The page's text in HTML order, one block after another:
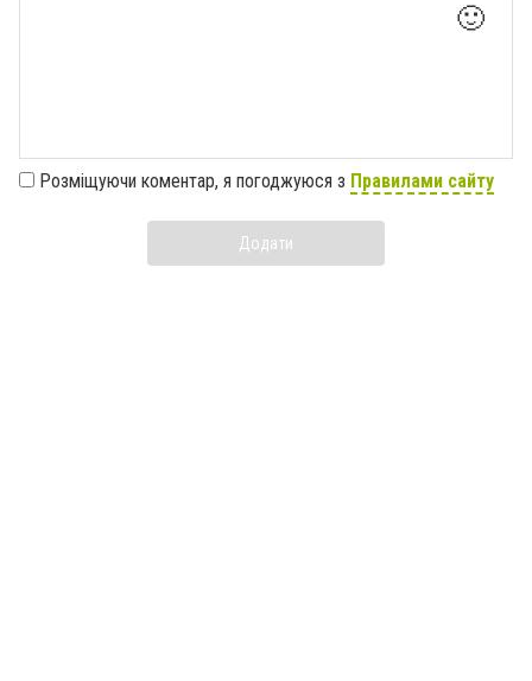
🙂
Розміщуючи коментар, я погоджуюся з Правилами сайту
Додати